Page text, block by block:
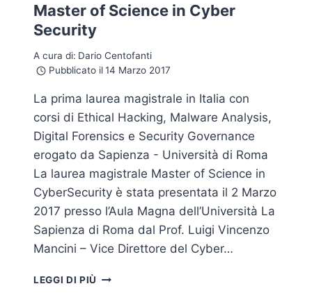
Master of Science in Cyber
Security
A cura di: Dario Centofanti
Pubblicato il 14 Marzo 2017
La prima laurea magistrale in Italia con
corsi di Ethical Hacking, Malware Analysis,
Digital Forensics e Security Governance
erogato da Sapienza - Università di Roma
La laurea magistrale Master of Science in
CyberSecurity è stata presentata il 2 Marzo
2017 presso l’Aula Magna dell’Università La
Sapienza di Roma dal Prof. Luigi Vincenzo
Mancini – Vice Direttore del Cyber…
LEGGI DI PIÙ MASTER